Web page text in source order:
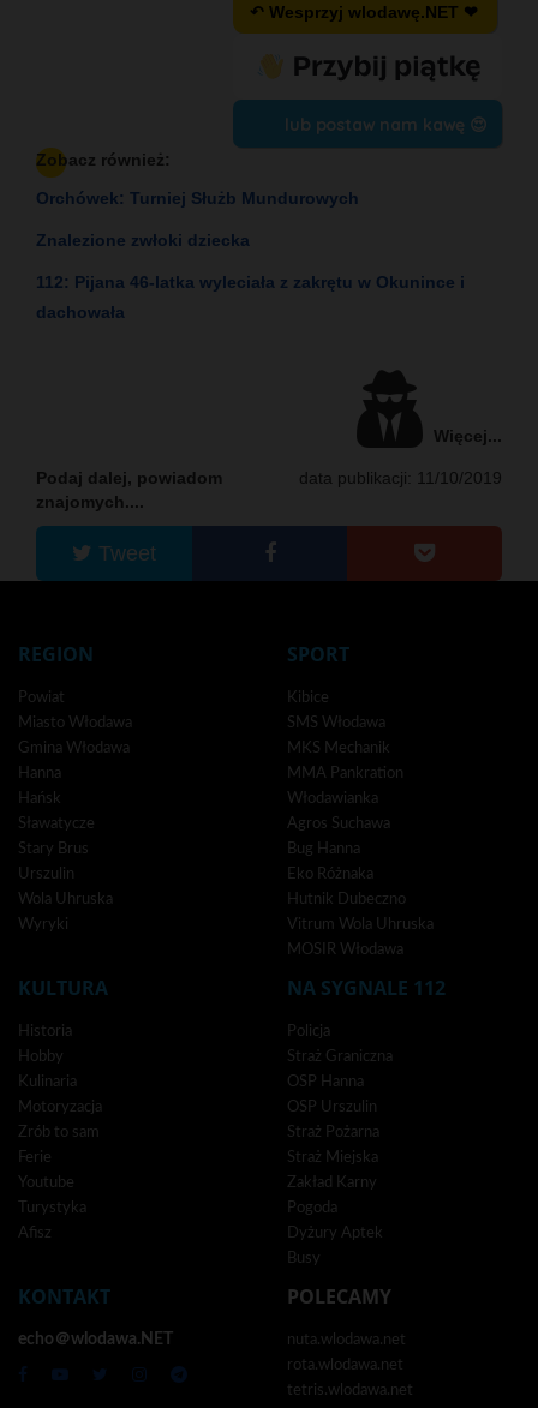
↶ Wesprzyj wlodawę.NET ❤
lub postaw nam kawę 😍
Zobacz również:
Orchówek: Turniej Służb Mundurowych
Znalezione zwłoki dziecka
112: Pijana 46-latka wyleciała z zakrętu w Okunince i
dachowała
Więcej...
data publikacji: 11/10/2019
Podaj dalej, powiadom
znajomych....
Tweet
REGION
Powiat
Miasto Włodawa
Gmina Włodawa
Hanna
Hańsk
Sławatycze
Stary Brus
Urszulin
Wola Uhruska
Wyryki
SPORT
Kibice
SMS Włodawa
MKS Mechanik
MMA Pankration
Włodawianka
Agros Suchawa
Bug Hanna
Eko Różnaka
Hutnik Dubeczno
Vitrum Wola Uhruska
MOSIR Włodawa
KULTURA
Historia
Hobby
Kulinaria
Motoryzacja
Zrób to sam
Ferie
Youtube
Turystyka
Afisz
NA SYGNALE 112
Policja
Straż Graniczna
OSP Hanna
OSP Urszulin
Straż Pożarna
Straż Miejska
Zakład Karny
Pogoda
Dyżury Aptek
Busy
KONTAKT
echo＠wlodawa.NET
POLECAMY
nuta.wlodawa.net
rota.wlodawa.net
tetris.wlodawa.net